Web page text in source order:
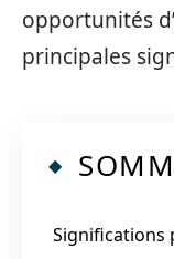
opportunités
principales
Significations